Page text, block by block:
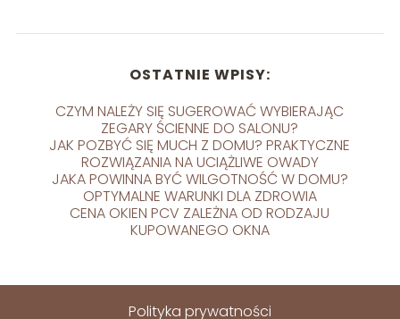
OSTATNIE WPISY:
CZYM NALEŻY SIĘ SUGEROWAĆ WYBIERAJĄC
ZEGARY ŚCIENNE DO SALONU?
JAK POZBYĆ SIĘ MUCH Z DOMU? PRAKTYCZNE
ROZWIĄZANIA NA UCIĄŻLIWE OWADY
JAKA POWINNA BYĆ WILGOTNOŚĆ W DOMU?
OPTYMALNE WARUNKI DLA ZDROWIA
CENA OKIEN PCV ZALEŻNA OD RODZAJU
KUPOWANEGO OKNA
Polityka prywatności